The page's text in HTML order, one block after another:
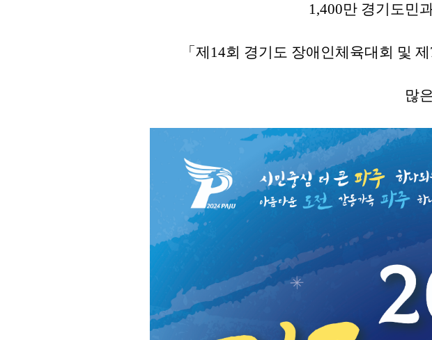
1,400만 경기도민
「제14회 경기도 장애인체육대회 및
많